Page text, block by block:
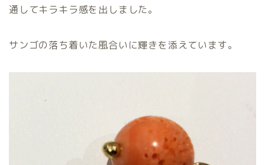
通してキラキラ感を出しました。
サンゴの落ち着いた風合いに輝きを添えています。